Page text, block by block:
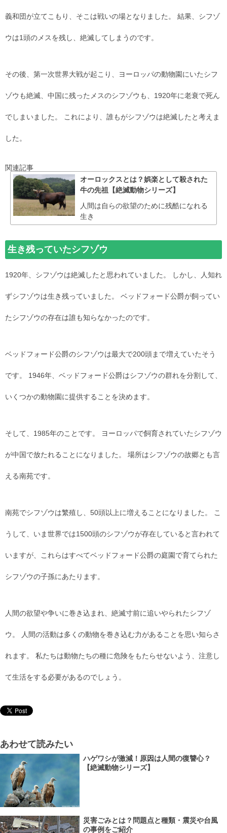
義和団が立てこもり、そこは戦いの場となりました。 結果、シフゾ
ウは1頭のメスを残し、絶滅してしまうのです。
その後、第一次世界大戦が起こり、ヨーロッパの動物園にいたシフ
ゾウも絶滅、中国に残ったメスのシフゾウも、1920年に老衰で死ん
でしまいました。 これにより、誰もがシフゾウは絶滅したと考えま
した。
関連記事
オーロックスとは？娯楽として殺された
牛の先祖【絶滅動物シリーズ】
人間は自らの欲望のために残酷になれる
生き
生き残っていたシフゾウ
1920年、シフゾウは絶滅したと思われていました。 しかし、人知れ
ずシフゾウは生き残っていました。 ベッドフォード公爵が飼ってい
たシフゾウの存在は誰も知らなかったのです。
ベッドフォード公爵のシフゾウは最大で200頭まで増えていたそう
です。 1946年、ベッドフォード公爵はシフゾウの群れを分割して、
いくつかの動物園に提供することを決めます。
そして、1985年のことです。 ヨーロッパで飼育されていたシフゾウ
が中国で放たれることになりました。 場所はシフゾウの故郷とも言
える南苑です。
南苑でシフゾウは繁殖し、50頭以上に増えることになりました。 こ
うして、いま世界では1500頭のシフゾウが存在していると言われて
いますが、これらはすべてベッドフォード公爵の庭園で育てられた
シフゾウの子孫にあたります。
人間の欲望や争いに巻き込まれ、絶滅寸前に追いやられたシフゾ
ウ。 人間の活動は多くの動物を巻き込む力があることを思い知らさ
れます。 私たちは動物たちの種に危険をもたらせないよう、注意し
て生活をする必要があるのでしょう。
あわせて読みたい
ハゲワシが激減！原因は人間の復讐心？
【絶滅動物シリーズ】
災害ごみとは？問題点と種類・震災や台風
の事例をご紹介